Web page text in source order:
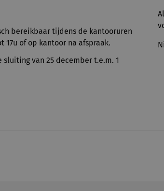
bereikbaar tijdens de kantooruren
17u of op kantoor na afspraak.
sluiting van 25 december t.e.m. 1